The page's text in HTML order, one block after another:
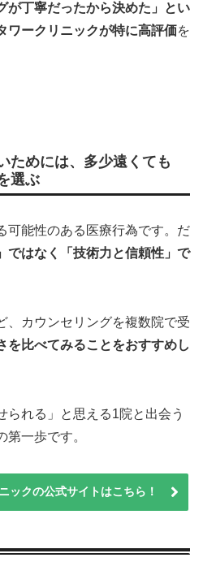
が丁寧だったから決めた」とい
ワークリニックが特に高評価を
ためには、多少遠くても
選ぶ
可能性のある医療行為です。だ
ではなく「技術力と信頼性」で
、カウンセリングを複数院で受
を比べてみることをおすすめし
られる」と思える1院と出会う
第一歩です。
ックの公式サイトはこちら！